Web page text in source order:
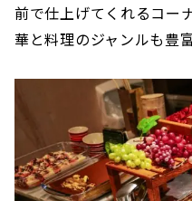
前で仕上げてくれるコー
華と料理のジャンルも豊富